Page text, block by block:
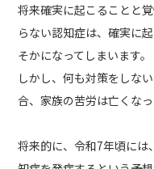
将来確実に起こることと
らない認知症は、確実に
そかになってしまいます。
しかし、何も対策をしな
合、家族の苦労は亡くな
将来的に、令和7年頃に